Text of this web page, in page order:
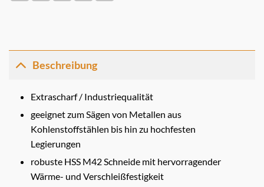
Beschreibung
Extrascharf / Industriequalität
geeignet zum Sägen von Metallen aus
Kohlenstoffstählen bis hin zu hochfesten
Legierungen
robuste HSS M42 Schneide mit hervorragender
Wärme- und Verschleißfestigkeit